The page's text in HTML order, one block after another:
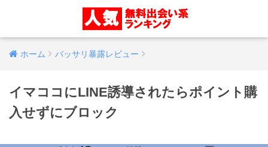
ホーム バッサリ暴露レビュー
イマココにLINE誘導されたらポイント購
入せずにブロック